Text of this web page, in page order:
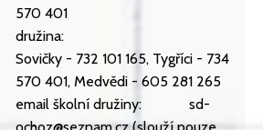
570 401
družina:
Sovičky - 732 101 165, Tygříci - 734
570 401, Medvědi - 605 281 265
email školní družiny: sd-